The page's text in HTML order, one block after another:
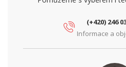
(+420) 246
Informace a